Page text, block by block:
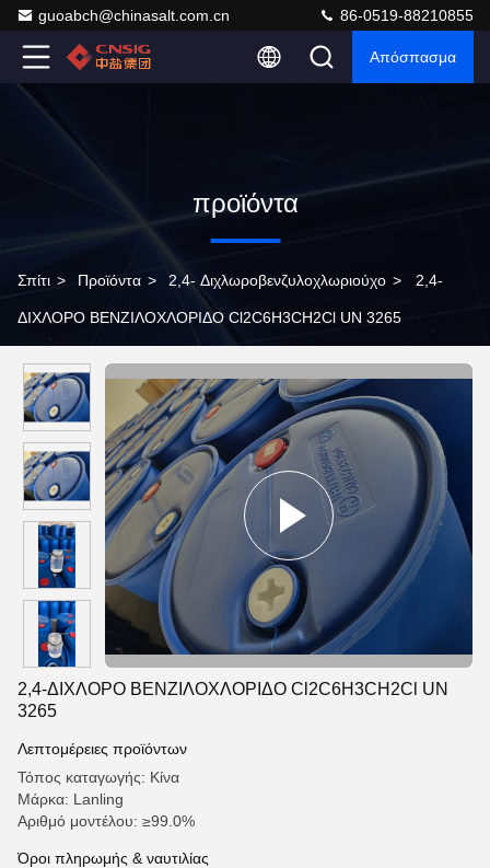
guoabch@chinasalt.com.cn 86-0519-88210855
Απόσπασμα
προϊόντα
Σπίτι > Προϊόντα > 2,4- Διχλωροβενζυλοχλωριούχο > 2,4-
ΔΙΧΛΟΡΟ ΒΕΝΖΙΛΟΧΛΟΡΙΔΟ Cl2C6H3CH2Cl UN 3265
2,4-ΔΙΧΛΟΡΟ ΒΕΝΖΙΛΟΧΛΟΡΙΔΟ Cl2C6H3CH2Cl UN
3265
Λεπτομέρειες προϊόντων
Τόπος καταγωγής: Κίνα
Μάρκα: Lanling
Αριθμό μοντέλου: ≥99.0%
Όροι πληρωμής & ναυτιλίας